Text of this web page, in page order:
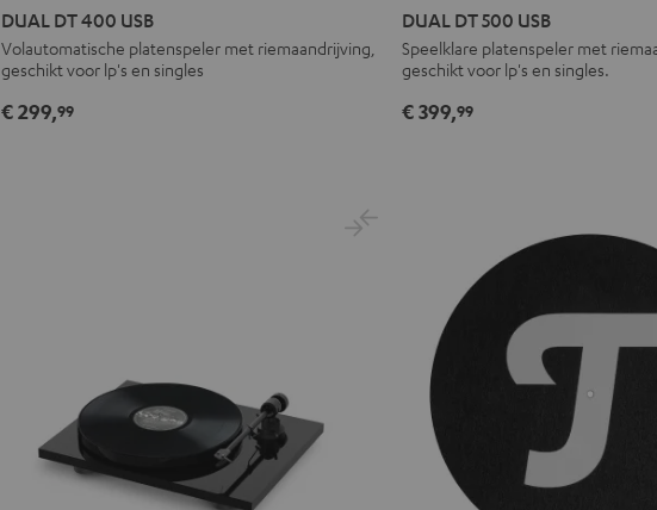
DT
400
USB
DUAL DT 400 USB
Volautomatische platenspeler met riemaandrijving,
geschikt voor lp's en singles
€ 299,99
DT
500
USB
DUAL DT 500 USB
Speelklare platenspeler met
geschikt voor lp's en singles.
€ 399,99